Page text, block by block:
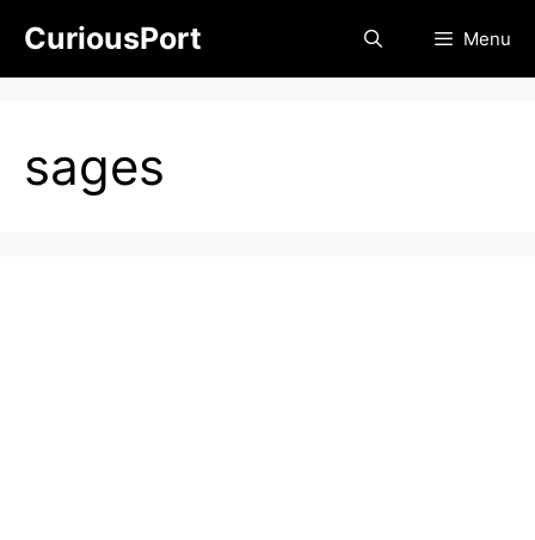
content
CuriousPort Menu
sages